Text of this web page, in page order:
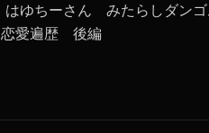
ゆちーさん みたらしダンゴ
恋愛遍歴 後編